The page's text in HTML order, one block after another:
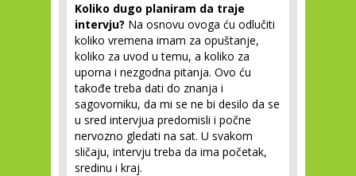
Koliko dugo planiram da traje
intervju? Na osnovu ovoga ću odlučiti
koliko vremena imam za opuštanje,
koliko za uvod u temu, a koliko za
uporna i nezgodna pitanja. Ovo ću
takođe treba dati do znanja i
sagovorniku, da mi se ne bi desilo da se
u sred intervjua predomisli i počne
nervozno gledati na sat. U svakom
sličaju, intervju treba da ima početak,
sredinu i kraj.